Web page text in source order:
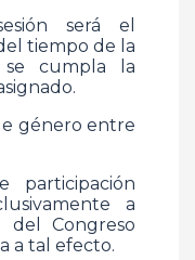
será el
tiempo de la
se cumpla la
género entre
participación
a
Congreso
a tal efecto.